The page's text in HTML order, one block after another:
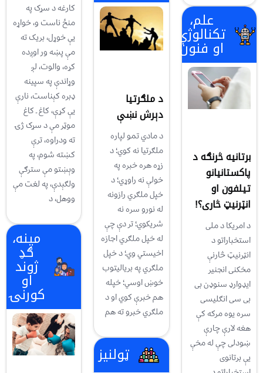
علم،
تکنالوژي
او فنون
برتانیه څرنګه د
پاکستانیانو
تیلفون او
انټرنیټ څاری؟!
د امریکا د ملی
استخباراتو د
انټرنیټ څارنې
مخکنی انجنیر
ایډوارډ سنوډن بی
بی سی انګلیسی
سره یوه مرکه کې
هغه لارې چارې
ښودلی چې له مخې
یې برتانوی
د ملګرتیا
دېرش نښې
د مادي تمو لپاره
ملګرتیا نه کوي؛ د
زړه هره خبره په
خولې نه راوړي؛ د
خپل ملګري رازونه
له نورو سره نه
شریکوي؛ تر دې چې
له خپل ملګري اجازه
اخیستي وي؛ د خپل
ملګري په بریالیتوب
خوښ اوسي؛ خپله
هم خبرې کوي او د
ملګري خبرو ته هم
ټولنیز
کارغه د سړک په
منځ ناست و، خواړه
یې خوړل، بریک ته
مې پښه ور اوږده
کړه، والوت، لږ
وړاندې په سپینه
ډبره کېناست، نارې
یې کړې، کاغ ـ کاغ
موټر مې د سړک ژۍ
ته ودراوه، ترې
کښته شوم، په
وېښتو مې سترګې
ولګېدې، په لغت مې
ووهل، د
مینه،
ګډ
ژوند
او
کورنۍ